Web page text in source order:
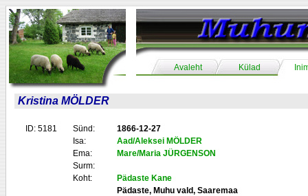
Avaleht Külad
Kristina MÖLDER
ID: 5181 Sünd:
1866-12-27
Isa:
Aad/Aleksei MÖLDER
Ema:
Mare/Maria JÜRGENSON
Surm:
Koht:
Pädaste Kane
Pädaste, Muhu vald, Saaremaa